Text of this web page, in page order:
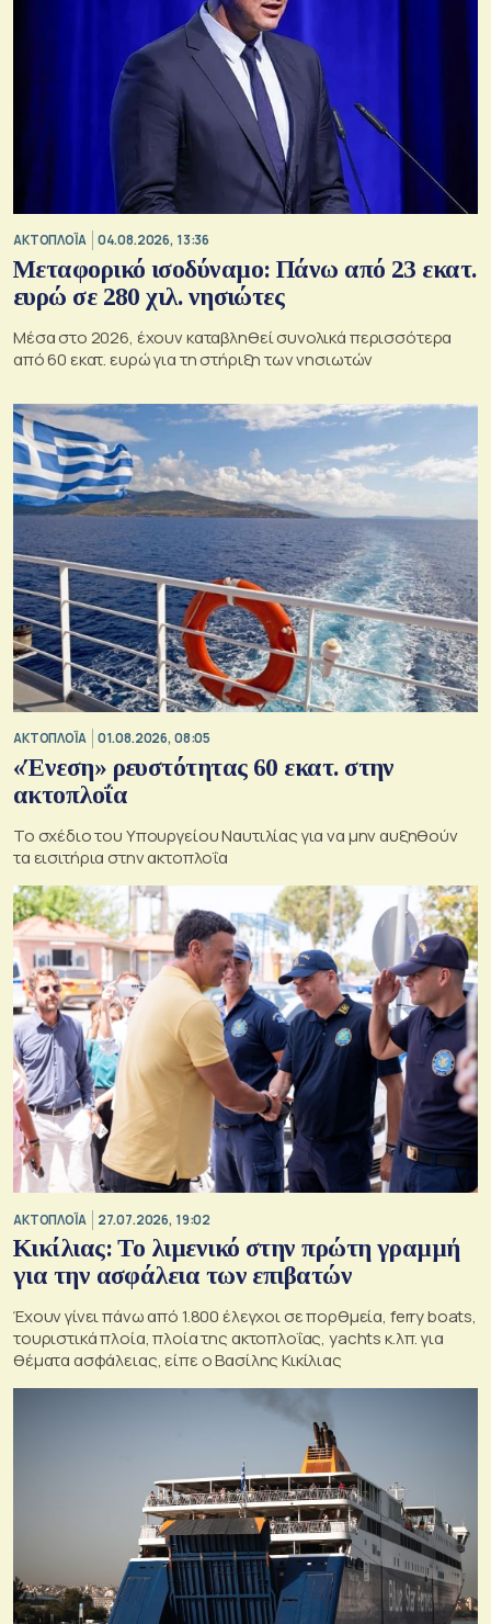
ΑΚΤΟΠΛΟΪΑ 04.08.2026, 13:36
Μεταφορικό ισοδύναμο: Πάνω από 23 εκατ.
ευρώ σε 280 χιλ. νησιώτες
Μέσα στο 2026, έχουν καταβληθεί συνολικά περισσότερα
από 60 εκατ. ευρώ για τη στήριξη των νησιωτών
ΑΚΤΟΠΛΟΪΑ 01.08.2026, 08:05
«Ένεση» ρευστότητας 60 εκατ. στην
ακτοπλοΐα
Το σχέδιο του Υπουργείου Ναυτιλίας για να μην αυξηθούν
τα εισιτήρια στην ακτοπλοΐα
ΑΚΤΟΠΛΟΪΑ 27.07.2026, 19:02
Κικίλιας: Το λιμενικό στην πρώτη γραμμή
για την ασφάλεια των επιβατών
Έχουν γίνει πάνω από 1.800 έλεγχοι σε πορθμεία, ferry boats,
τουριστικά πλοία, πλοία της ακτοπλοΐας, yachts κ.λπ. για
θέματα ασφάλειας, είπε ο Βασίλης Κικίλιας